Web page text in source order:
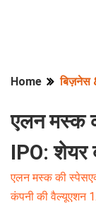
Home बिज़नेस
एलन मस्क
IPO: शेयर
एलन मस्क की
कंपनी की वैल्यूएशन